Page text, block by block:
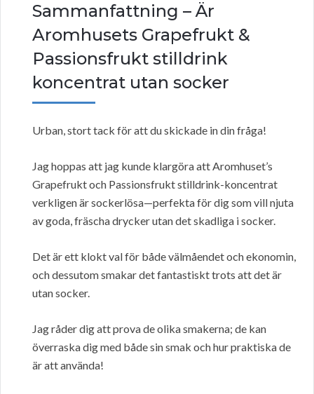
Sammanfattning – Är
Aromhusets Grapefrukt &
Passionsfrukt stilldrink
koncentrat utan socker
Urban, stort tack för att du skickade in din fråga!
Jag hoppas att jag kunde klargöra att Aromhuset’s
Grapefrukt och Passionsfrukt stilldrink-koncentrat
verkligen är sockerlösa—perfekta för dig som vill njuta
av goda, fräscha drycker utan det skadliga i socker.
Det är ett klokt val för både välmåendet och ekonomin,
och dessutom smakar det fantastiskt trots att det är
utan socker.
Jag råder dig att prova de olika smakerna; de kan
överraska dig med både sin smak och hur praktiska de
är att använda!